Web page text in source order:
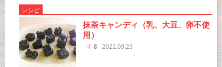
レシピ
抹茶キャンディ（乳、大豆、卵不使
用）
8 2021.09.23